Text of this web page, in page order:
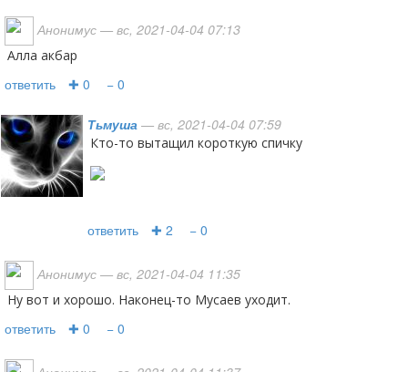
Анонимус — вс, 2021-04-04 07:13
Алла акбар
ответить ✚ 0 − 0
Тьмуша — вс, 2021-04-04 07:59
Кто-то вытащил короткую спичку
ответить ✚ 2 − 0
Анонимус — вс, 2021-04-04 11:35
Ну вот и хорошо. Наконец-то Мусаев уходит.
ответить ✚ 0 − 0